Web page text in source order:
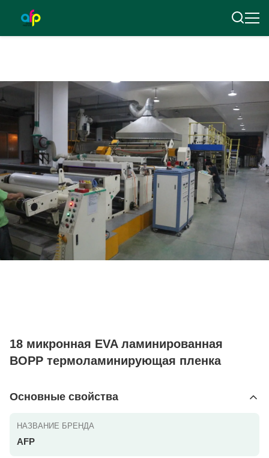
18 микронная EVA ламинированная
BOPP термоламинирующая пленка
Основные свойства
НАЗВАНИЕ БРЕНДА
AFP